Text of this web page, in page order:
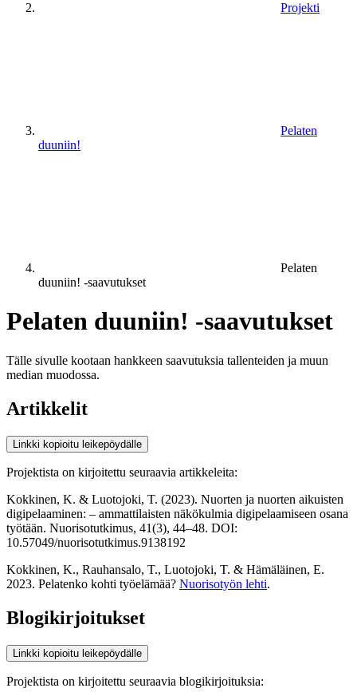
Projekti
Pelaten
duuniin!
Pelaten
duuniin! -saavutukset
Pelaten duuniin! -saavutukset
Tälle sivulle kootaan hankkeen saavutuksia tallenteiden ja muun
median muodossa.
Artikkelit
Linkki kopioitu leikepöydälle
Projektista on kirjoitettu seuraavia artikkeleita:
Kokkinen, K. & Luotojoki, T. (2023). Nuorten ja nuorten aikuisten
digipelaaminen: – ammattilaisten näkökulmia digipelaamiseen osana
työtään. Nuorisotutkimus, 41(3), 44–48. DOI:
10.57049/nuorisotutkimus.9138192
Kokkinen, K., Rauhansalo, T., Luotojoki, T. & Hämäläinen, E.
2023. Pelatenko kohti työelämää? Nuorisotyön lehti.
Blogikirjoitukset
Linkki kopioitu leikepöydälle
Projektista on kirjoitettu seuraavia blogikirjoituksia: